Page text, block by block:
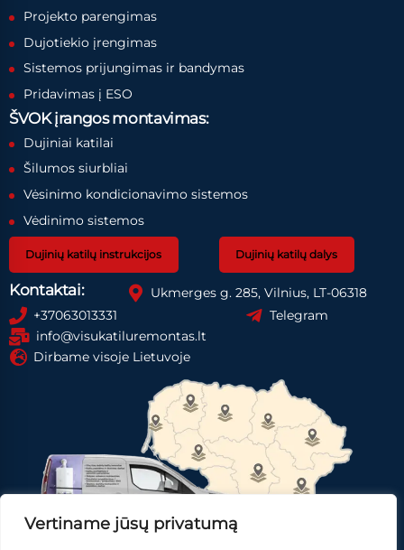
Vertiname jūsų privatumą
Projekto parengimas
Dujotiekio įrengimas
Sistemos prijungimas ir bandymas
Pridavimas į ESO
ŠVOK įrangos montavimas:
Dujiniai katilai
Šilumos siurbliai
Vėsinimo kondicionavimo sistemos
Vėdinimo sistemos
Dujinių katilų instrukcijos Dujinių katilų dalys
Kontaktai:
Ukmerges g. 285, Vilnius, LT-06318
+37063013331
Telegram
info@visukatiluremontas.lt
Dirbame visoje Lietuvoje